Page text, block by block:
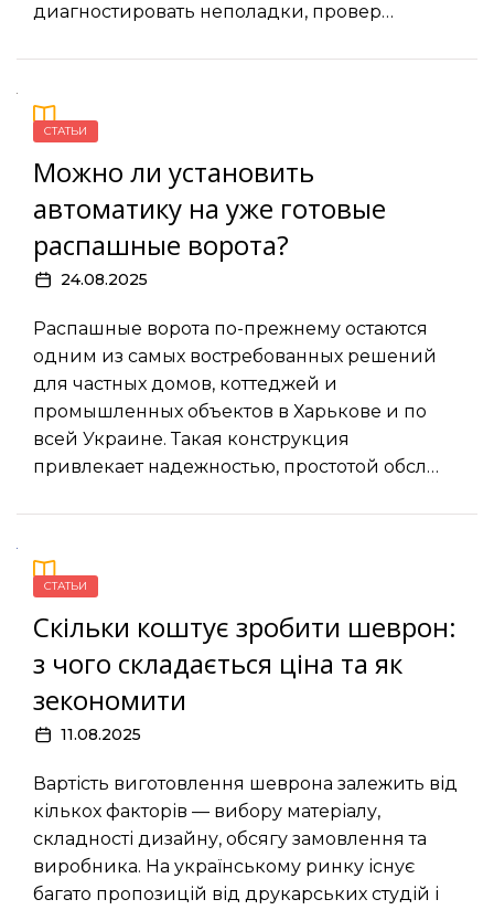
диагностировать неполадки, провер…
СТАТЬИ
Можно ли установить
автоматику на уже готовые
распашные ворота?
24.08.2025
Распашные ворота по-прежнему остаются
одним из самых востребованных решений
для частных домов, коттеджей и
промышленных объектов в Харькове и по
всей Украине. Такая конструкция
привлекает надежностью, простотой обсл…
СТАТЬИ
Скільки коштує зробити шеврон:
з чого складається ціна та як
зекономити
11.08.2025
Вартість виготовлення шеврона залежить від
кількох факторів — вибору матеріалу,
складності дизайну, обсягу замовлення та
виробника. На українському ринку існує
багато пропозицій від друкарських студій і